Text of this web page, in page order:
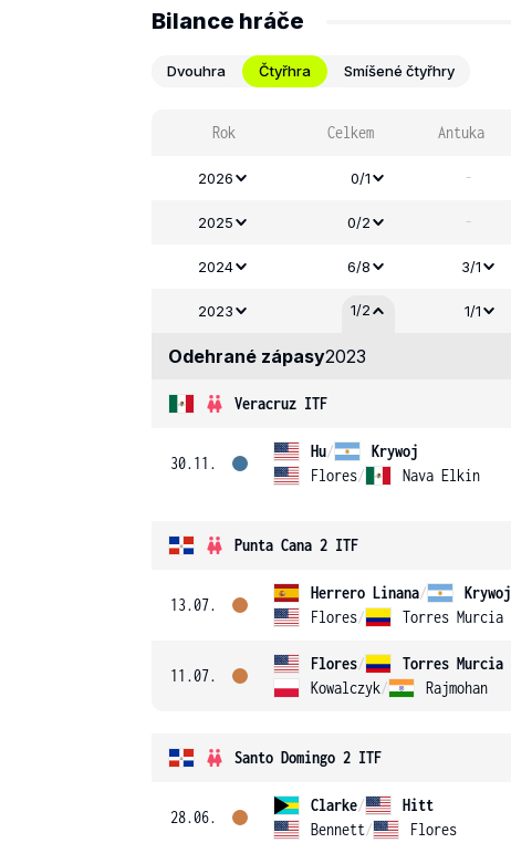
Bilance hráče
Dvouhra Čtyřhra Smíšené čtyřhry
Rok Celkem Antuka
2026 0/1 -
2025 0/2 -
2024 6/8 3/1
2023 1/2 1/1
Odehrané zápasy2023
Veracruz ITF
30.11.
Hu/
Krywoj
Flores/ Nava Elkin
Punta Cana 2 ITF
13.07.
Herrero Linana/
Krywoj
Flores/ Torres Murcia
11.07.
Flores/
Torres Murcia
Kowalczyk/ Rajmohan
Santo Domingo 2 ITF
28.06.
Clarke/
Hitt
Bennett/ Flores